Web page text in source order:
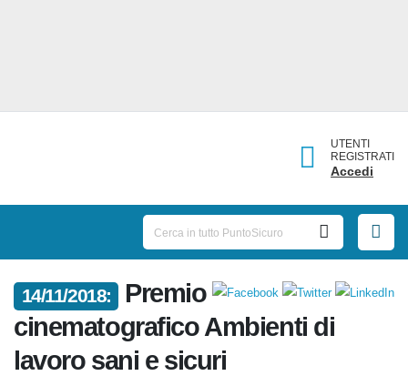
UTENTI
REGISTRATI
Accedi
14/11/2018:
Premio cinematografico
Ambienti di lavoro sani e sicuri